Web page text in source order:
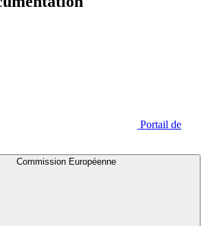
Portail de
Commission Européenne